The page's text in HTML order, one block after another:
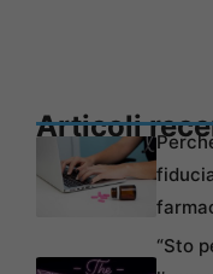
Articoli
“Sto